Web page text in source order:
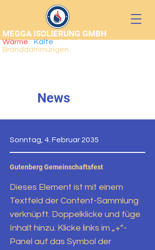
MEGGA ISOLIERUNG GMBH
Wärme•Kälte• Schall •
Branddämmungen
News
Sonntag, 4. Februar 2035
Gutenberg Gemeinschaftsfest
Dieses Element ist mit einem
Textfeld der Content-Sammlung
verknüpft. Doppelklicke und füge
Inhalt hinzu. Klicke links im „+“-
Panel auf das Symbol der